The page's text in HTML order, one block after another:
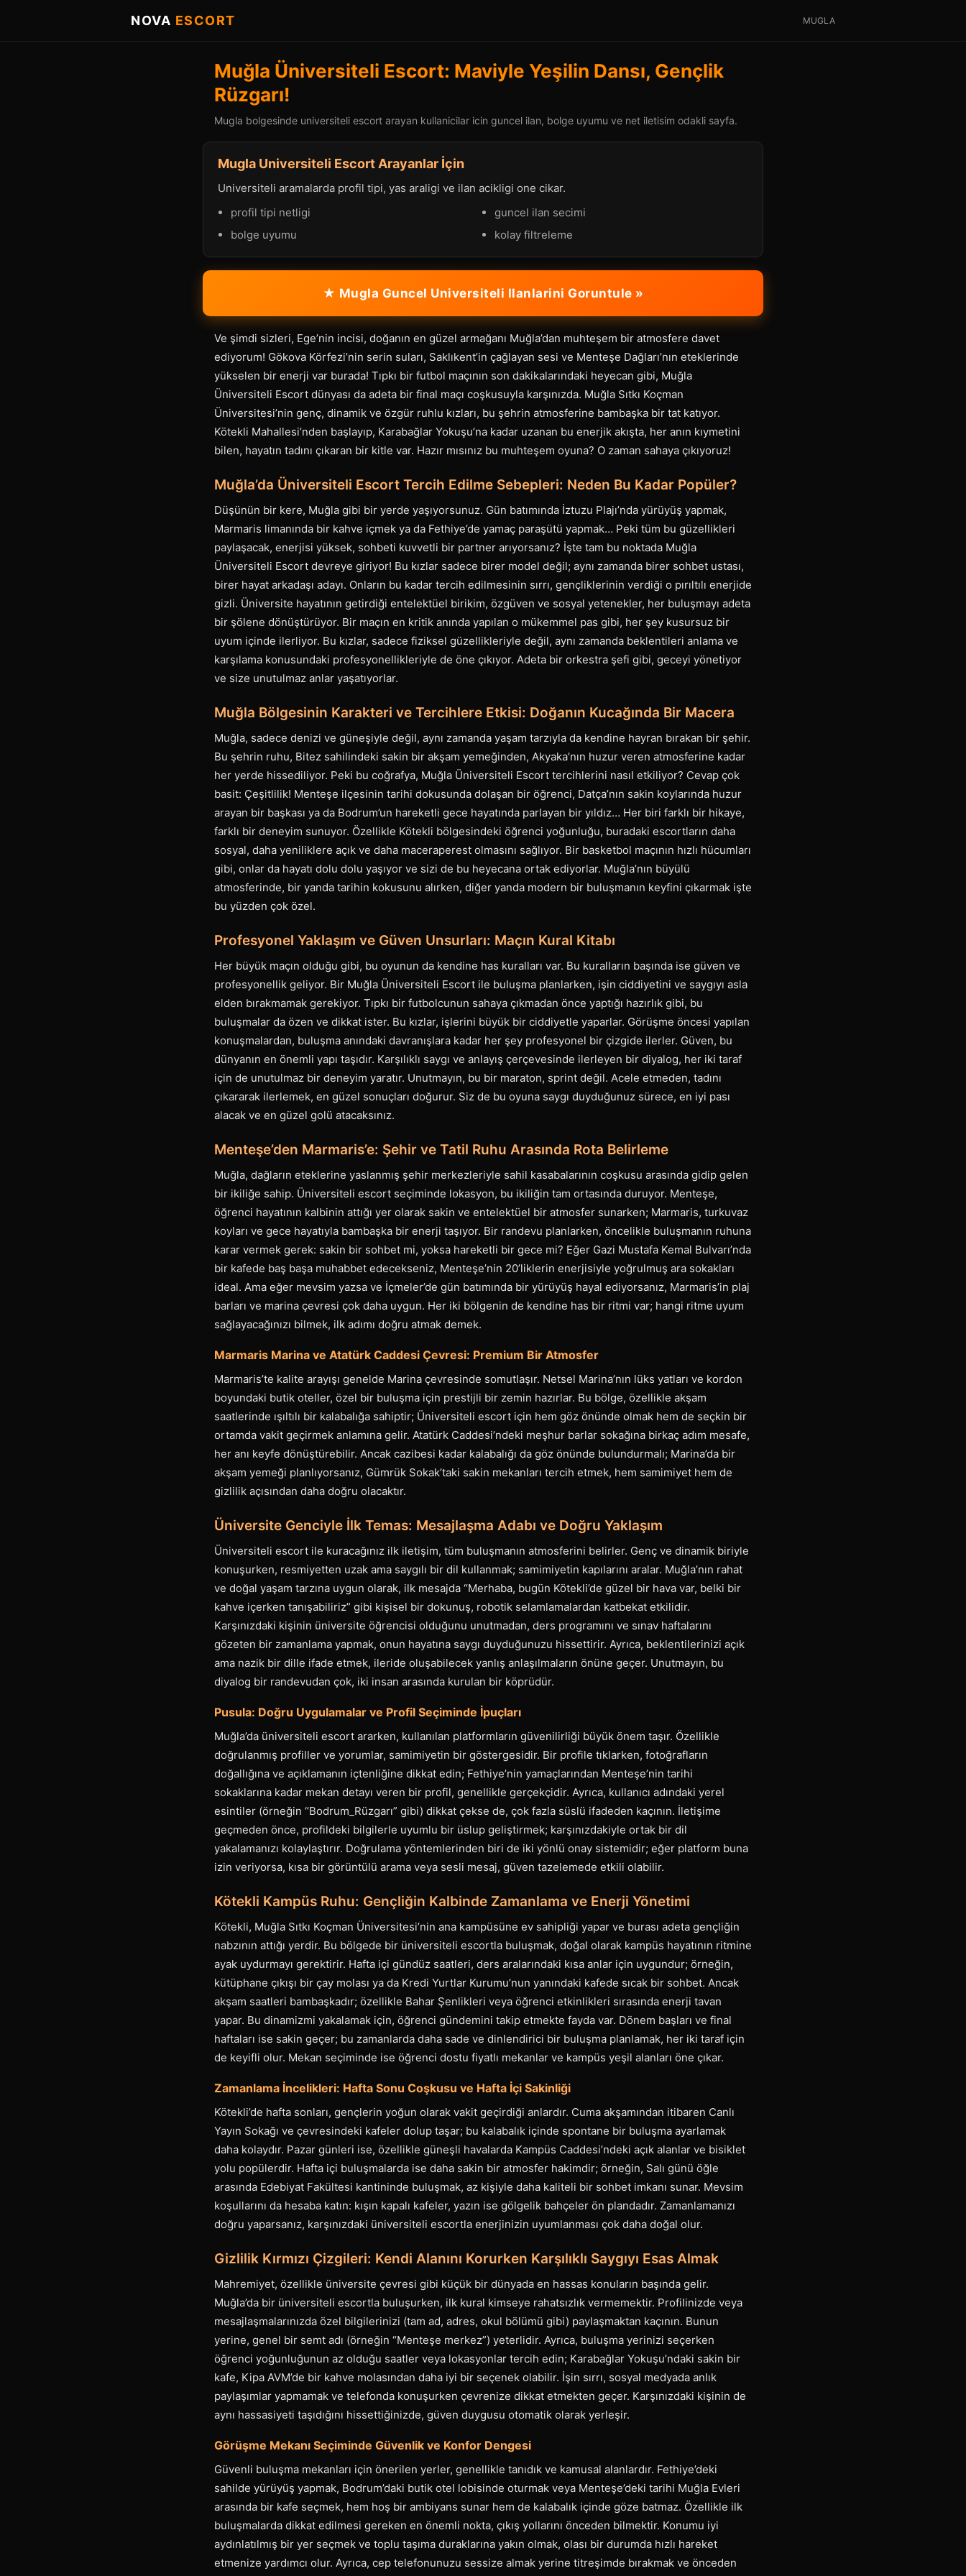
NOVA ESCORT MUGLA
Muğla Üniversiteli Escort: Maviyle Yeşilin Dansı, Gençlik
Rüzgarı!
Mugla bolgesinde universiteli escort arayan kullanicilar icin guncel ilan, bolge uyumu ve net iletisim odakli sayfa.
Mugla Universiteli Escort Arayanlar İçin
Universiteli aramalarda profil tipi, yas araligi ve ilan acikligi one cikar.
profil tipi netligi
guncel ilan secimi
bolge uyumu
kolay filtreleme
★ Mugla Guncel Universiteli Ilanlarini Goruntule »
Ve şimdi sizleri, Ege’nin incisi, doğanın en güzel armağanı Muğla’dan muhteşem bir atmosfere davet
ediyorum! Gökova Körfezi’nin serin suları, Saklıkent’in çağlayan sesi ve Menteşe Dağları’nın eteklerinde
yükselen bir enerji var burada! Tıpkı bir futbol maçının son dakikalarındaki heyecan gibi, Muğla
Üniversiteli Escort dünyası da adeta bir final maçı coşkusuyla karşınızda. Muğla Sıtkı Koçman
Üniversitesi’nin genç, dinamik ve özgür ruhlu kızları, bu şehrin atmosferine bambaşka bir tat katıyor.
Kötekli Mahallesi’nden başlayıp, Karabağlar Yokuşu’na kadar uzanan bu enerjik akışta, her anın kıymetini
bilen, hayatın tadını çıkaran bir kitle var. Hazır mısınız bu muhteşem oyuna? O zaman sahaya çıkıyoruz!
Muğla’da Üniversiteli Escort Tercih Edilme Sebepleri: Neden Bu Kadar Popüler?
Düşünün bir kere, Muğla gibi bir yerde yaşıyorsunuz. Gün batımında İztuzu Plajı’nda yürüyüş yapmak,
Marmaris limanında bir kahve içmek ya da Fethiye’de yamaç paraşütü yapmak… Peki tüm bu güzellikleri
paylaşacak, enerjisi yüksek, sohbeti kuvvetli bir partner arıyorsanız? İşte tam bu noktada Muğla
Üniversiteli Escort devreye giriyor! Bu kızlar sadece birer model değil; aynı zamanda birer sohbet ustası,
birer hayat arkadaşı adayı. Onların bu kadar tercih edilmesinin sırrı, gençliklerinin verdiği o pırıltılı enerjide
gizli. Üniversite hayatının getirdiği entelektüel birikim, özgüven ve sosyal yetenekler, her buluşmayı adeta
bir şölene dönüştürüyor. Bir maçın en kritik anında yapılan o mükemmel pas gibi, her şey kusursuz bir
uyum içinde ilerliyor. Bu kızlar, sadece fiziksel güzellikleriyle değil, aynı zamanda beklentileri anlama ve
karşılama konusundaki profesyonellikleriyle de öne çıkıyor. Adeta bir orkestra şefi gibi, geceyi yönetiyor
ve size unutulmaz anlar yaşatıyorlar.
Muğla Bölgesinin Karakteri ve Tercihlere Etkisi: Doğanın Kucağında Bir Macera
Muğla, sadece denizi ve güneşiyle değil, aynı zamanda yaşam tarzıyla da kendine hayran bırakan bir şehir.
Bu şehrin ruhu, Bitez sahilindeki sakin bir akşam yemeğinden, Akyaka’nın huzur veren atmosferine kadar
her yerde hissediliyor. Peki bu coğrafya, Muğla Üniversiteli Escort tercihlerini nasıl etkiliyor? Cevap çok
basit: Çeşitlilik! Menteşe ilçesinin tarihi dokusunda dolaşan bir öğrenci, Datça’nın sakin koylarında huzur
arayan bir başkası ya da Bodrum’un hareketli gece hayatında parlayan bir yıldız… Her biri farklı bir hikaye,
farklı bir deneyim sunuyor. Özellikle Kötekli bölgesindeki öğrenci yoğunluğu, buradaki escortların daha
sosyal, daha yeniliklere açık ve daha maceraperest olmasını sağlıyor. Bir basketbol maçının hızlı hücumları
gibi, onlar da hayatı dolu dolu yaşıyor ve sizi de bu heyecana ortak ediyorlar. Muğla’nın büyülü
atmosferinde, bir yanda tarihin kokusunu alırken, diğer yanda modern bir buluşmanın keyfini çıkarmak işte
bu yüzden çok özel.
Profesyonel Yaklaşım ve Güven Unsurları: Maçın Kural Kitabı
Her büyük maçın olduğu gibi, bu oyunun da kendine has kuralları var. Bu kuralların başında ise güven ve
profesyonellik geliyor. Bir Muğla Üniversiteli Escort ile buluşma planlarken, işin ciddiyetini ve saygıyı asla
elden bırakmamak gerekiyor. Tıpkı bir futbolcunun sahaya çıkmadan önce yaptığı hazırlık gibi, bu
buluşmalar da özen ve dikkat ister. Bu kızlar, işlerini büyük bir ciddiyetle yaparlar. Görüşme öncesi yapılan
konuşmalardan, buluşma anındaki davranışlara kadar her şey profesyonel bir çizgide ilerler. Güven, bu
dünyanın en önemli yapı taşıdır. Karşılıklı saygı ve anlayış çerçevesinde ilerleyen bir diyalog, her iki taraf
için de unutulmaz bir deneyim yaratır. Unutmayın, bu bir maraton, sprint değil. Acele etmeden, tadını
çıkararak ilerlemek, en güzel sonuçları doğurur. Siz de bu oyuna saygı duyduğunuz sürece, en iyi pası
alacak ve en güzel golü atacaksınız.
Menteşe’den Marmaris’e: Şehir ve Tatil Ruhu Arasında Rota Belirleme
Muğla, dağların eteklerine yaslanmış şehir merkezleriyle sahil kasabalarının coşkusu arasında gidip gelen
bir ikiliğe sahip. Üniversiteli escort seçiminde lokasyon, bu ikiliğin tam ortasında duruyor. Menteşe,
öğrenci hayatının kalbinin attığı yer olarak sakin ve entelektüel bir atmosfer sunarken; Marmaris, turkuvaz
koyları ve gece hayatıyla bambaşka bir enerji taşıyor. Bir randevu planlarken, öncelikle buluşmanın ruhuna
karar vermek gerek: sakin bir sohbet mi, yoksa hareketli bir gece mi? Eğer Gazi Mustafa Kemal Bulvarı’nda
bir kafede baş başa muhabbet edecekseniz, Menteşe’nin 20’liklerin enerjisiyle yoğrulmuş ara sokakları
ideal. Ama eğer mevsim yazsa ve İçmeler’de gün batımında bir yürüyüş hayal ediyorsanız, Marmaris’in plaj
barları ve marina çevresi çok daha uygun. Her iki bölgenin de kendine has bir ritmi var; hangi ritme uyum
sağlayacağınızı bilmek, ilk adımı doğru atmak demek.
Marmaris Marina ve Atatürk Caddesi Çevresi: Premium Bir Atmosfer
Marmaris’te kalite arayışı genelde Marina çevresinde somutlaşır. Netsel Marina’nın lüks yatları ve kordon
boyundaki butik oteller, özel bir buluşma için prestijli bir zemin hazırlar. Bu bölge, özellikle akşam
saatlerinde ışıltılı bir kalabalığa sahiptir; Üniversiteli escort için hem göz önünde olmak hem de seçkin bir
ortamda vakit geçirmek anlamına gelir. Atatürk Caddesi’ndeki meşhur barlar sokağına birkaç adım mesafe,
her anı keyfe dönüştürebilir. Ancak cazibesi kadar kalabalığı da göz önünde bulundurmalı; Marina’da bir
akşam yemeği planlıyorsanız, Gümrük Sokak’taki sakin mekanları tercih etmek, hem samimiyet hem de
gizlilik açısından daha doğru olacaktır.
Üniversite Genciyle İlk Temas: Mesajlaşma Adabı ve Doğru Yaklaşım
Üniversiteli escort ile kuracağınız ilk iletişim, tüm buluşmanın atmosferini belirler. Genç ve dinamik biriyle
konuşurken, resmiyetten uzak ama saygılı bir dil kullanmak; samimiyetin kapılarını aralar. Muğla’nın rahat
ve doğal yaşam tarzına uygun olarak, ilk mesajda “Merhaba, bugün Kötekli’de güzel bir hava var, belki bir
kahve içerken tanışabiliriz” gibi kişisel bir dokunuş, robotik selamlamalardan katbekat etkilidir.
Karşınızdaki kişinin üniversite öğrencisi olduğunu unutmadan, ders programını ve sınav haftalarını
gözeten bir zamanlama yapmak, onun hayatına saygı duyduğunuzu hissettirir. Ayrıca, beklentilerinizi açık
ama nazik bir dille ifade etmek, ileride oluşabilecek yanlış anlaşılmaların önüne geçer. Unutmayın, bu
diyalog bir randevudan çok, iki insan arasında kurulan bir köprüdür.
Pusula: Doğru Uygulamalar ve Profil Seçiminde İpuçları
Muğla’da üniversiteli escort ararken, kullanılan platformların güvenilirliği büyük önem taşır. Özellikle
doğrulanmış profiller ve yorumlar, samimiyetin bir göstergesidir. Bir profile tıklarken, fotoğrafların
doğallığına ve açıklamanın içtenliğine dikkat edin; Fethiye’nin yamaçlarından Menteşe’nin tarihi
sokaklarına kadar mekan detayı veren bir profil, genellikle gerçekçidir. Ayrıca, kullanıcı adındaki yerel
esintiler (örneğin “Bodrum_Rüzgarı” gibi) dikkat çekse de, çok fazla süslü ifadeden kaçının. İletişime
geçmeden önce, profildeki bilgilerle uyumlu bir üslup geliştirmek; karşınızdakiyle ortak bir dil
yakalamanızı kolaylaştırır. Doğrulama yöntemlerinden biri de iki yönlü onay sistemidir; eğer platform buna
izin veriyorsa, kısa bir görüntülü arama veya sesli mesaj, güven tazelemede etkili olabilir.
Kötekli Kampüs Ruhu: Gençliğin Kalbinde Zamanlama ve Enerji Yönetimi
Kötekli, Muğla Sıtkı Koçman Üniversitesi’nin ana kampüsüne ev sahipliği yapar ve burası adeta gençliğin
nabzının attığı yerdir. Bu bölgede bir üniversiteli escortla buluşmak, doğal olarak kampüs hayatının ritmine
ayak uydurmayı gerektirir. Hafta içi gündüz saatleri, ders aralarındaki kısa anlar için uygundur; örneğin,
kütüphane çıkışı bir çay molası ya da Kredi Yurtlar Kurumu’nun yanındaki kafede sıcak bir sohbet. Ancak
akşam saatleri bambaşkadır; özellikle Bahar Şenlikleri veya öğrenci etkinlikleri sırasında enerji tavan
yapar. Bu dinamizmi yakalamak için, öğrenci gündemini takip etmekte fayda var. Dönem başları ve final
haftaları ise sakin geçer; bu zamanlarda daha sade ve dinlendirici bir buluşma planlamak, her iki taraf için
de keyifli olur. Mekan seçiminde ise öğrenci dostu fiyatlı mekanlar ve kampüs yeşil alanları öne çıkar.
Zamanlama İncelikleri: Hafta Sonu Coşkusu ve Hafta İçi Sakinliği
Kötekli’de hafta sonları, gençlerin yoğun olarak vakit geçirdiği anlardır. Cuma akşamından itibaren Canlı
Yayın Sokağı ve çevresindeki kafeler dolup taşar; bu kalabalık içinde spontane bir buluşma ayarlamak
daha kolaydır. Pazar günleri ise, özellikle güneşli havalarda Kampüs Caddesi’ndeki açık alanlar ve bisiklet
yolu popülerdir. Hafta içi buluşmalarda ise daha sakin bir atmosfer hakimdir; örneğin, Salı günü öğle
arasında Edebiyat Fakültesi kantininde buluşmak, az kişiyle daha kaliteli bir sohbet imkanı sunar. Mevsim
koşullarını da hesaba katın: kışın kapalı kafeler, yazın ise gölgelik bahçeler ön plandadır. Zamanlamanızı
doğru yaparsanız, karşınızdaki üniversiteli escortla enerjinizin uyumlanması çok daha doğal olur.
Gizlilik Kırmızı Çizgileri: Kendi Alanını Korurken Karşılıklı Saygıyı Esas Almak
Mahremiyet, özellikle üniversite çevresi gibi küçük bir dünyada en hassas konuların başında gelir.
Muğla’da bir üniversiteli escortla buluşurken, ilk kural kimseye rahatsızlık vermemektir. Profilinizde veya
mesajlaşmalarınızda özel bilgilerinizi (tam ad, adres, okul bölümü gibi) paylaşmaktan kaçının. Bunun
yerine, genel bir semt adı (örneğin “Menteşe merkez”) yeterlidir. Ayrıca, buluşma yerinizi seçerken
öğrenci yoğunluğunun az olduğu saatler veya lokasyonlar tercih edin; Karabağlar Yokuşu’ndaki sakin bir
kafe, Kipa AVM’de bir kahve molasından daha iyi bir seçenek olabilir. İşin sırrı, sosyal medyada anlık
paylaşımlar yapmamak ve telefonda konuşurken çevrenize dikkat etmekten geçer. Karşınızdaki kişinin de
aynı hassasiyeti taşıdığını hissettiğinizde, güven duygusu otomatik olarak yerleşir.
Görüşme Mekanı Seçiminde Güvenlik ve Konfor Dengesi
Güvenli buluşma mekanları için önerilen yerler, genellikle tanıdık ve kamusal alanlardır. Fethiye’deki
sahilde yürüyüş yapmak, Bodrum’daki butik otel lobisinde oturmak veya Menteşe’deki tarihi Muğla Evleri
arasında bir kafe seçmek, hem hoş bir ambiyans sunar hem de kalabalık içinde göze batmaz. Özellikle ilk
buluşmalarda dikkat edilmesi gereken en önemli nokta, çıkış yollarını önceden bilmektir. Konumu iyi
aydınlatılmış bir yer seçmek ve toplu taşıma duraklarına yakın olmak, olası bir durumda hızlı hareket
etmenize yardımcı olur. Ayrıca, cep telefonunuzu sessize almak yerine titreşimde bırakmak ve önceden